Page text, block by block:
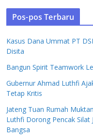
Pos-pos Terbaru
Kasus Dana Ummat PT
Disita
Bangun Spirit Teamwork
Gubernur Ahmad Luthfi
Tetap Kritis
Jateng Tuan Rumah
Luthfi Dorong Pencak Silat
Bangsa